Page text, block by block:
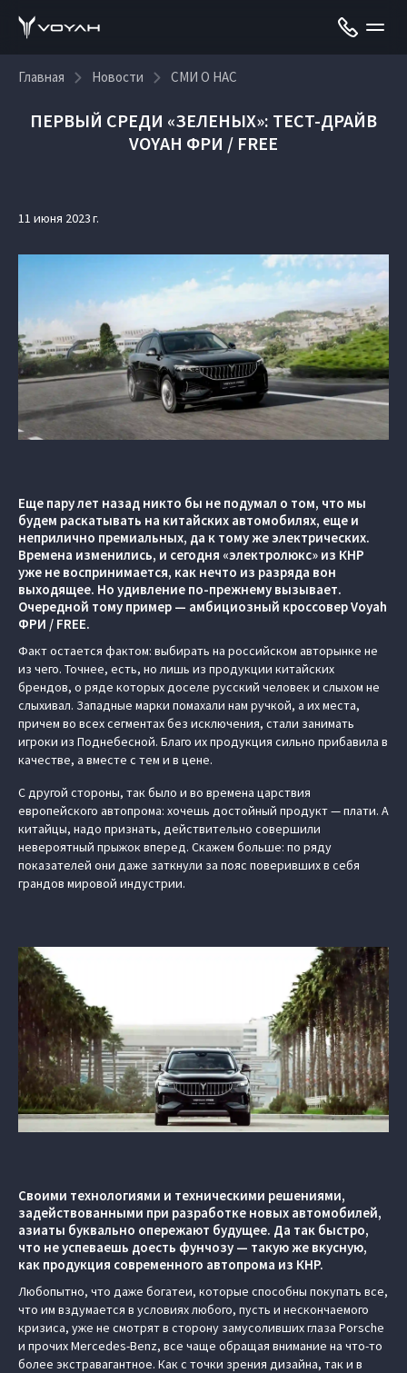
Главная Новости СМИ О НАС
ПЕРВЫЙ СРЕДИ «ЗЕЛЕНЫХ»: ТЕСТ-ДРАЙВ
VOYAH ФРИ / FREE
11 июня 2023 г.
Еще пару лет назад никто бы не подумал о том, что мы
будем раскатывать на китайских автомобилях, еще и
неприлично премиальных, да к тому же электрических.
Времена изменились, и сегодня «электролюкс» из КНР
уже не воспринимается, как нечто из разряда вон
выходящее. Но удивление по-прежнему вызывает.
Очередной тому пример — амбициозный кроссовер Voyah
ФРИ / FREE.
Факт остается фактом: выбирать на российском авторынке не
из чего. Точнее, есть, но лишь из продукции китайских
брендов, о ряде которых доселе русский человек и слыхом не
слыхивал. Западные марки помахали нам ручкой, а их места,
причем во всех сегментах без исключения, стали занимать
игроки из Поднебесной. Благо их продукция сильно прибавила в
качестве, а вместе с тем и в цене.
С другой стороны, так было и во времена царствия
европейского автопрома: хочешь достойный продукт — плати. А
китайцы, надо признать, действительно совершили
невероятный прыжок вперед. Скажем больше: по ряду
показателей они даже заткнули за пояс поверивших в себя
грандов мировой индустрии.
Своими технологиями и техническими решениями,
задействованными при разработке новых автомобилей,
азиаты буквально опережают будущее. Да так быстро,
что не успеваешь доесть фунчозу — такую же вкусную,
как продукция современного автопрома из КНР.
Любопытно, что даже богатеи, которые способны покупать все,
что им вздумается в условиях любого, пусть и нескончаемого
кризиса, уже не смотрят в сторону замусоливших глаза Porsche
и прочих Mercedes-Benz, все чаще обращая внимание на что-то
более экстравагантное. Как с точки зрения дизайна, так и в